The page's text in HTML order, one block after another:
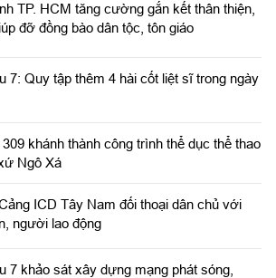
TP. HCM tăng cường gắn kết thân thiện,
đỡ đồng bào dân tộc, tôn giáo
7: Quy tập thêm 4 hài cốt liệt sĩ trong ngày
khánh thành công trình thể dục thể thao
Ngô Xá
ICD Tây Nam đối thoại dân chủ với
người lao động
7 khảo sát xây dựng mạng phát sóng,